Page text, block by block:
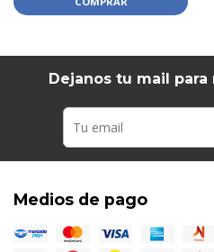
Dejanos tu mail
Medios de pago